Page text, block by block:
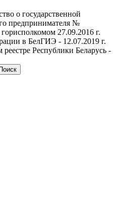
о государственной
предпринимателя №
27.09.2016 г.
в БелГИЭ - 12.07.2019 г.
Республики Беларусь -
Поиск